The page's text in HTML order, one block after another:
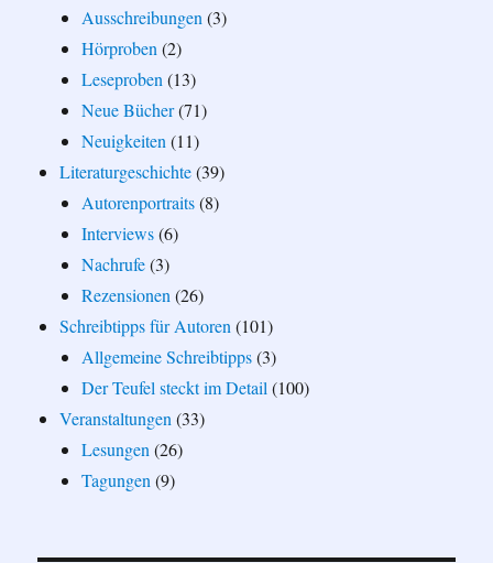
Ausschreibungen (3)
Hörproben (2)
Leseproben (13)
Neue Bücher(71)
Neuigkeiten (11)
Literaturgeschichte(39)
Autorenportraits(8)
Interviews(6)
Nachrufe(3)
Rezensionen (26)
Schreibtipps für Autoren (101)
Allgemeine Schreibtipps(3)
Der Teufel steckt im Detail (100)
Veranstaltungen (33)
Lesungen (26)
Tagungen (9)